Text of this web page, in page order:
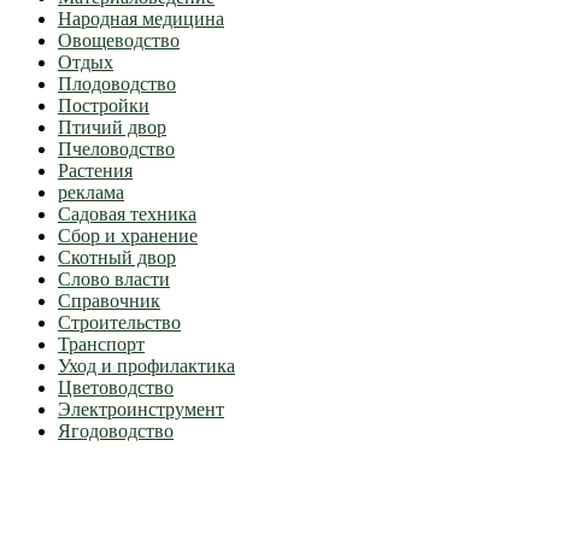
Народная медицина
Овощеводство
Отдых
Плодоводство
Постройки
Птичий двор
Пчеловодство
Растения
реклама
Садовая техника
Сбор и хранение
Скотный двор
Слово власти
Справочник
Строительство
Транспорт
Уход и профилактика
Цветоводство
Электроинструмент
Ягодоводство